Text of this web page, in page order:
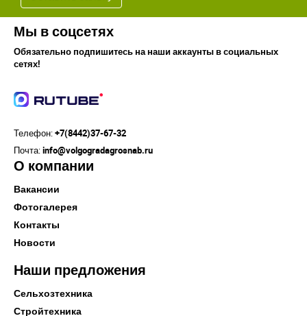
Мы в соцсетях
Обязательно подпишитесь на наши аккаунты в социальных
сетях!
Телефон:+7(8442)37-67-32
Почта:info@volgogradagrosnab.ru
О компании
Вакансии
Фотогалерея
Контакты
Новости
Наши предложения
Сельхозтехника
Стройтехника